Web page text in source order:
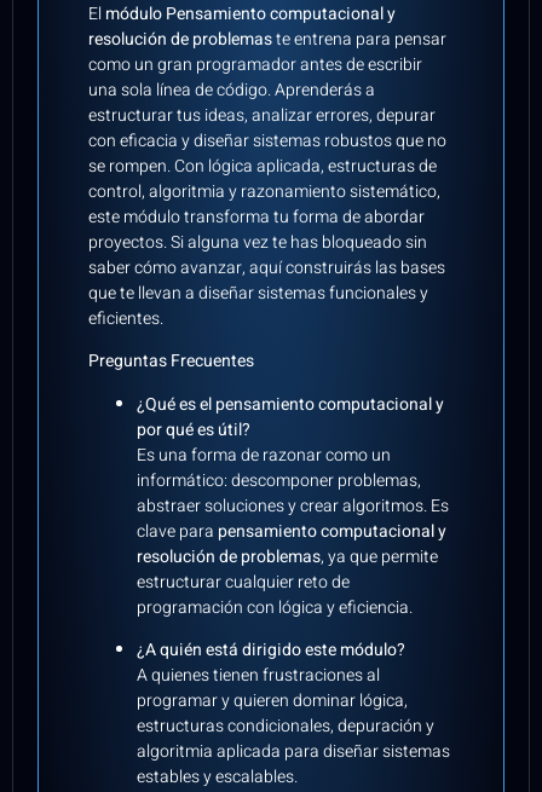
El módulo Pensamiento computacional y
resolución de problemaste entrena para pensar
como un gran programador antes de escribir
una sola línea de código. Aprenderás a
estructurar tus ideas, analizar errores, depurar
con eficacia y diseñar sistemas robustos que no
se rompen. Con lógica aplicada, estructuras de
control, algoritmia y razonamiento sistemático,
este módulo transforma tu forma de abordar
proyectos. Si alguna vez te has bloqueado sin
saber cómo avanzar, aquí construirás las bases
que te llevan a diseñar sistemas funcionales y
eficientes.
Preguntas Frecuentes
¿Qué es el pensamiento computacional y
por qué es útil?
Es una forma de razonar como un
informático: descomponer problemas,
abstraer soluciones y crear algoritmos. Es
clave para pensamiento computacional y
resolución de problemas, ya que permite
estructurar cualquier reto de
programación con lógica y eficiencia.
¿A quién está dirigido este módulo?
A quienes tienen frustraciones al
programar y quieren dominar lógica,
estructuras condicionales, depuración y
algoritmia aplicada para diseñar sistemas
estables y escalables.